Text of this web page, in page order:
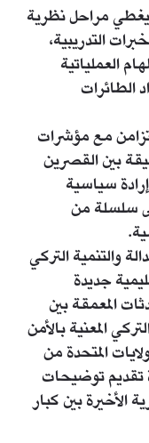
يغطي مراحل نظرية
التدريبية،
العملياتية
الطائرات
مع مؤشرات
بين القصرين
سياسية
سلسلة من
والتنمية التركي
جديدة
المعمقة بين
المعنية بالأمن
المتحدة من
تقديم توضيحات
الأخيرة بين كبار